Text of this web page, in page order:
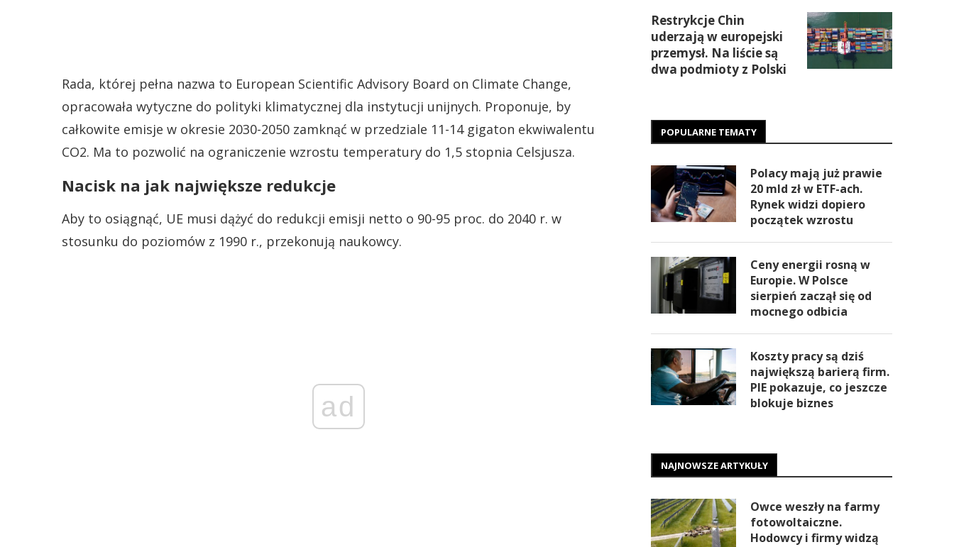
Rada, której pełna nazwa to European Scientific Advisory Board on Climate Change,
opracowała wytyczne do polityki klimatycznej dla instytucji unijnych. Proponuje, by
całkowite emisje w okresie 2030-2050 zamknąć w przedziale 11-14 gigaton ekwiwalentu
CO2. Ma to pozwolić na ograniczenie wzrostu temperatury do 1,5 stopnia Celsjusza.
Nacisk na jak największe redukcje
Aby to osiągnąć, UE musi dążyć do redukcji emisji netto o 90-95 proc. do 2040 r. w
stosunku do poziomów z 1990 r., przekonują naukowcy.
ad
Restrykcje Chin
uderzają w europejski
przemysł. Na liście są
dwa podmioty z Polski
POPULARNE TEMATY
Polacy mają już prawie
20 mld zł w ETF-ach.
Rynek widzi dopiero
początek wzrostu
Ceny energii rosną w
Europie. W Polsce
sierpień zaczął się od
mocnego odbicia
Koszty pracy są dziś
największą barierą firm.
PIE pokazuje, co jeszcze
blokuje biznes
NAJNOWSZE ARTYKUŁY
Owce weszły na farmy
fotowoltaiczne.
Hodowcy i firmy widzą